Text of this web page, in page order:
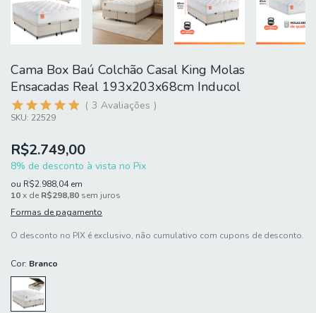
Cama Box Baú Colchão Casal King Molas
Ensacadas Real 193x203x68cm Inducol
3 Avaliações
SKU: 22529
R$2.749,00
8% de desconto à vista no Pix
ou R$2.988,04em
10x de R$298,80 sem juros
Formas de pagamento
O desconto no PIX é exclusivo, não cumulativo com cupons de desconto.
Cor: Branco